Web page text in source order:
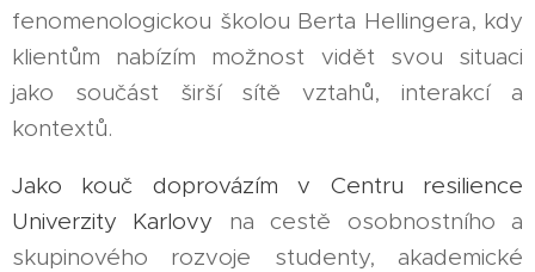
fenomenologickou školou Berta Hellingera, kdy
klientům nabízím možnost vidět svou situaci
jako součást širší sítě vztahů, interakcí a
kontextů.
Jako kouč doprovázím v Centru resilience
Univerzity Karlovy na cestě osobnostního a
skupinového rozvoje studenty, akademické